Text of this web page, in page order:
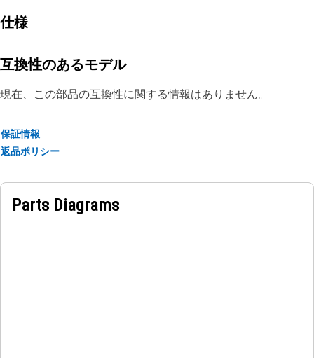
仕様
互換性のあるモデル
現在、この部品の互換性に関する情報はありません。
保証情報
返品ポリシー
Parts Diagrams